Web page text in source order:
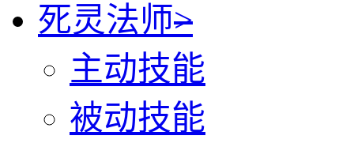
死灵法师>
主动技能
被动技能